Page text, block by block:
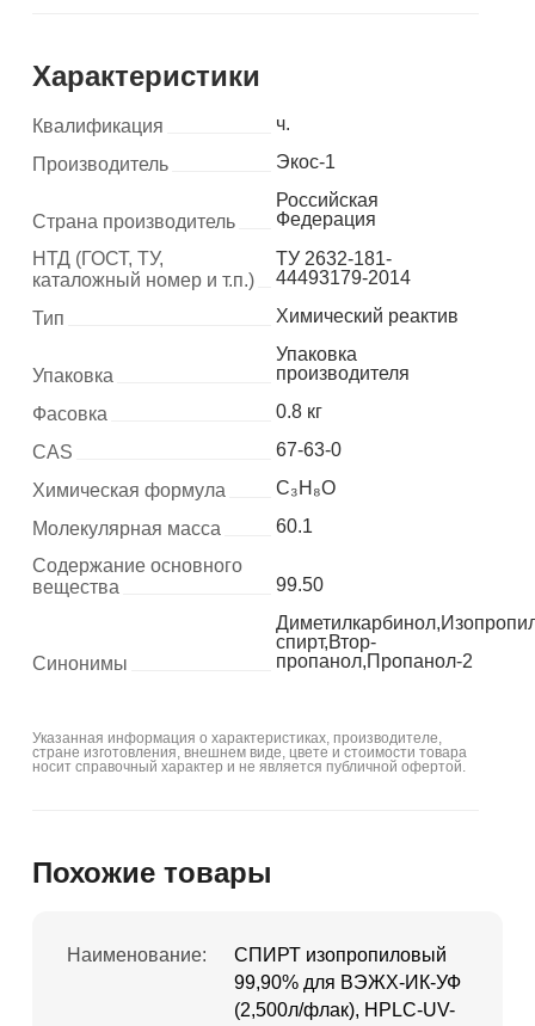
Характеристики
Квалификация
ч.
Производитель
Экос-1
Страна производитель
Российская
Федерация
НТД (ГОСТ, ТУ,
каталожный номер и т.п.)
ТУ 2632-181-
44493179-2014
Тип
Химический реактив
Упаковка
Упаковка
производителя
Фасовка
0.8 кг
CAS
67-63-0
Химическая формула
C₃H₈O
Молекулярная масса
60.1
Содержание основного
вещества
99.50
Синонимы
спирт,Втор-
пропанол,Пропанол-2
Указанная информация о характеристиках, производителе,
стране изготовления, внешнем виде, цвете и стоимости товара
носит справочный характер и не является публичной офертой.
Похожие товары
Наименование:
СПИРТ изопропиловый
99,90% для ВЭЖХ-ИК-УФ
(2,500л/флак), HPLC-UV-